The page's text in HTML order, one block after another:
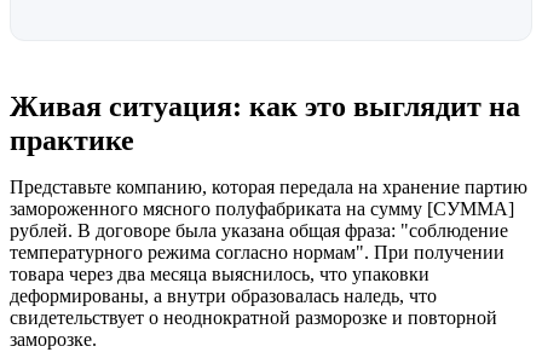
Живая ситуация: как это выглядит на
практике
Представьте компанию, которая передала на хранение партию
замороженного мясного полуфабриката на сумму [СУММА]
рублей. В договоре была указана общая фраза: "соблюдение
температурного режима согласно нормам". При получении
товара через два месяца выяснилось, что упаковки
деформированы, а внутри образовалась наледь, что
свидетельствует о неоднократной разморозке и повторной
заморозке.